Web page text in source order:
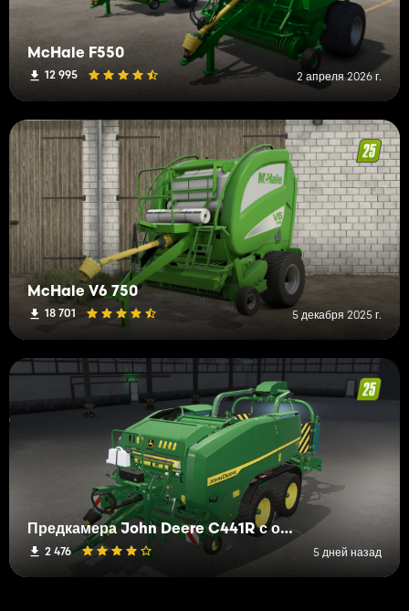
McHale F550
12 995 2 апреля 2026 г.
McHale V6 750
18 701 5 декабря 2025 г.
Предкамера John Deere C441R с обмоткой
2 476 5 дней назад